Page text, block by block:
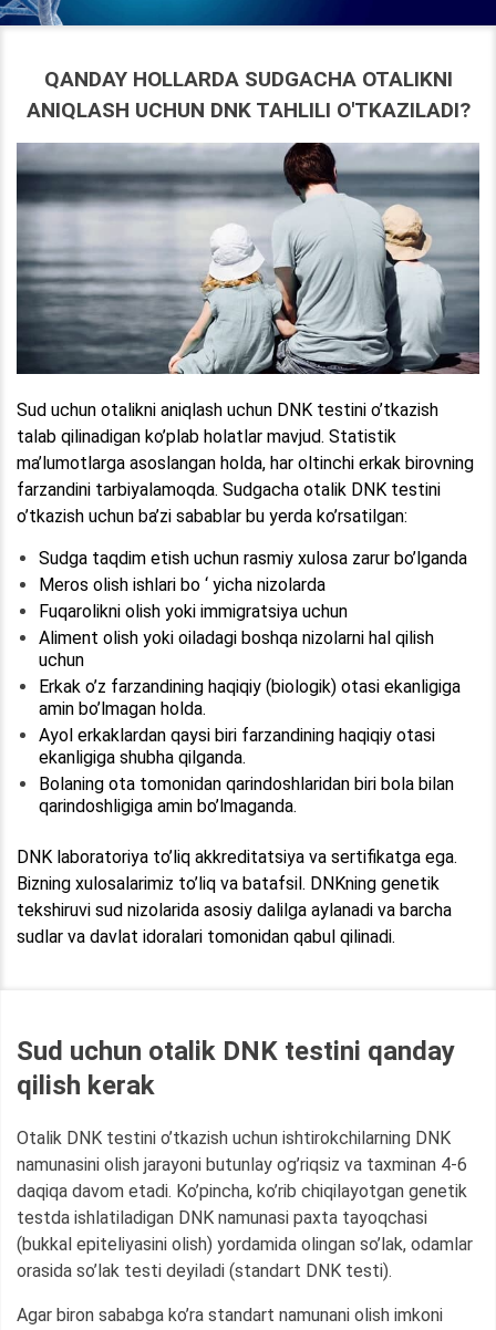
QANDAY HOLLARDA SUDGACHA OTALIKNI
ANIQLASH UCHUN DNK TAHLILI O'TKAZILADI?
Sud uchun otalikni aniqlash uchun DNK testini o’tkazish
talab qilinadigan ko’plab holatlar mavjud. Statistik
ma’lumotlarga asoslangan holda, har oltinchi erkak birovning
farzandini tarbiyalamoqda. Sudgacha otalik DNK testini
o’tkazish uchun ba’zi sabablar bu yerda ko’rsatilgan:
Sudga taqdim etish uchun rasmiy xulosa zarur bo’lganda
Meros olish ishlari bo ‘ yicha nizolarda
Fuqarolikni olish yoki immigratsiya uchun
Aliment olish yoki oiladagi boshqa nizolarni hal qilish
uchun
Erkak o’z farzandining haqiqiy (biologik) otasi ekanligiga
amin bo’lmagan holda.
Ayol erkaklardan qaysi biri farzandining haqiqiy otasi
ekanligiga shubha qilganda.
Bolaning ota tomonidan qarindoshlaridan biri bola bilan
qarindoshligiga amin bo’lmaganda.
DNK laboratoriya to’liq akkreditatsiya va sertifikatga ega.
Bizning xulosalarimiz to’liq va batafsil. DNKning genetik
tekshiruvi sud nizolarida asosiy dalilga aylanadi va barcha
sudlar va davlat idoralari tomonidan qabul qilinadi.
Sud uchun otalik DNK testini qanday
qilish kerak
Otalik DNK testini o’tkazish uchun ishtirokchilarning DNK
namunasini olish jarayoni butunlay og’riqsiz va taxminan 4-6
daqiqa davom etadi. Ko’pincha, ko’rib chiqilayotgan genetik
testda ishlatiladigan DNK namunasi paxta tayoqchasi
(bukkal epiteliyasini olish) yordamida olingan so’lak, odamlar
orasida so’lak testi deyiladi (standart DNK testi).
Agar biron sababga ko’ra standart namunani olish imkoni